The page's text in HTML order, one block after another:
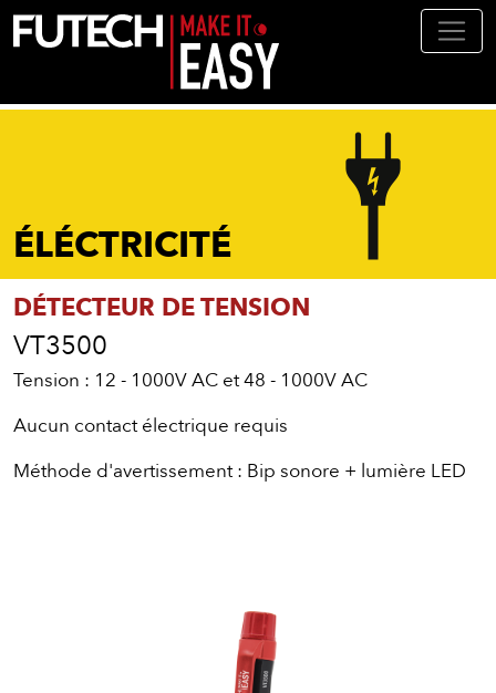
Aller au contenu principal
ÉLÉCTRICITÉ
DÉTECTEUR DE TENSION
VT3500
Tension : 12 - 1000V AC et 48 - 1000V AC
Aucun contact électrique requis
Méthode d'avertissement : Bip sonore + lumière LED